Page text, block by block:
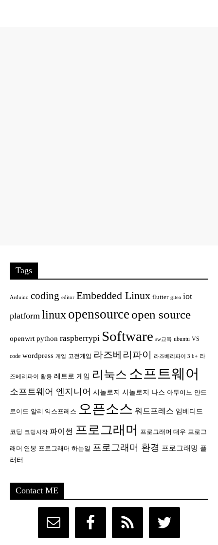
Tags
Arduino coding editor Embedded Linux flutter gitea iot
platform linux opensource open source
openwrt python raspberrypi Software sw교육 ubuntu VS
code wordpress 게임 고전게임 라즈베리파이 라즈베리파이 3 b+ 라
즈베리파이 활용 레트로 게임 리눅스 소프트웨어
소프트웨어 엔지니어 시놀로지 시놀로지 나스 아두이노 안드
로이드 알리 익스프레스 오픈소스 워드프레스 임베디드
코딩 코딩시작 파이썬 프로그래머 프로그래머 대우 프로그
래머 연봉 프로그래머 하는일 프로그래머 환경 프로그래밍 플
러터
Contact ME